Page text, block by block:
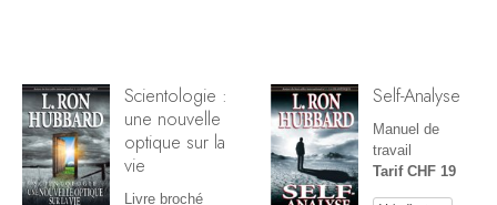
Scientologie :
une nouvelle
optique sur la
vie
Livre broché
Self-Analyse
Manuel de
travail
Tarif CHF 19